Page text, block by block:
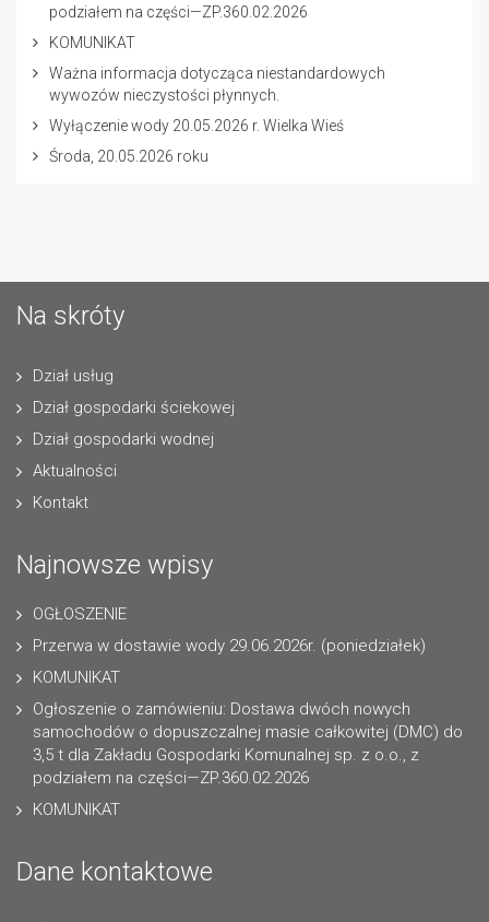
podziałem na części—ZP.360.02.2026
KOMUNIKAT
Ważna informacja dotycząca niestandardowych
wywozów nieczystości płynnych.
Wyłączenie wody 20.05.2026 r. Wielka Wieś
Środa, 20.05.2026 roku
Na skróty
Dział usług
Dział gospodarki ściekowej
Dział gospodarki wodnej
Aktualności
Kontakt
Najnowsze wpisy
OGŁOSZENIE
Przerwa w dostawie wody 29.06.2026r. (poniedziałek)
KOMUNIKAT
Ogłoszenie o zamówieniu: Dostawa dwóch nowych
samochodów o dopuszczalnej masie całkowitej (DMC) do
3,5 t dla Zakładu Gospodarki Komunalnej sp. z o.o., z
podziałem na części—ZP.360.02.2026
KOMUNIKAT
Dane kontaktowe